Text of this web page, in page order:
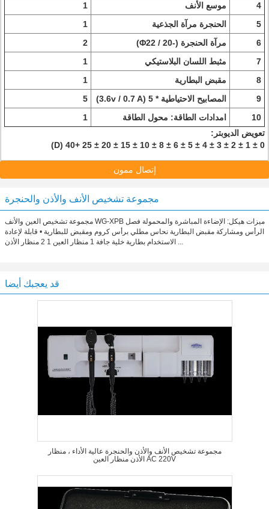
4
موسع الأنف
1
5
الحنجرة مرآة الجذعية
1
6
مرآة الحنجرة (-20 / Φ22)
2
7
مثبط اللسان البلاستيكي
1
8
مقبض البطارية
1
9
المصابيح الاحتياطية * 5 (3.6v / 0.7 A)
5
10
امدادات الطاقة: محول الطاقة
1
تعويض الديوبتر:
0 ± 1 ± 2 ± 3 ± 4 ± 5 ​​± 6 ± 8 ± 10 ± 15 ± 20 ± 25 +40 (D)
إتصال ممون
مجموعة تشخيص الأنف والأذن والحنجرة
مجموعة تشخيص العين والأنف WG-XPB ميزات هيكل: الإضاءة المباشرة والمحمولة فصل
الرأس ومشاركة مقبض البطارية نحاس مطلي برأس كروم ومقبض للبطارية • قابلة لإعادة
الاستخدام بطارية خلية جافة 1 منظار العين 1 2 منظار الأذن ...
قد يعجبك أيضا
مجموعة تشخيص الأنف والأذن والحنجرة عالية الأداء ، منظار
الأذن منظار العين AC 220V